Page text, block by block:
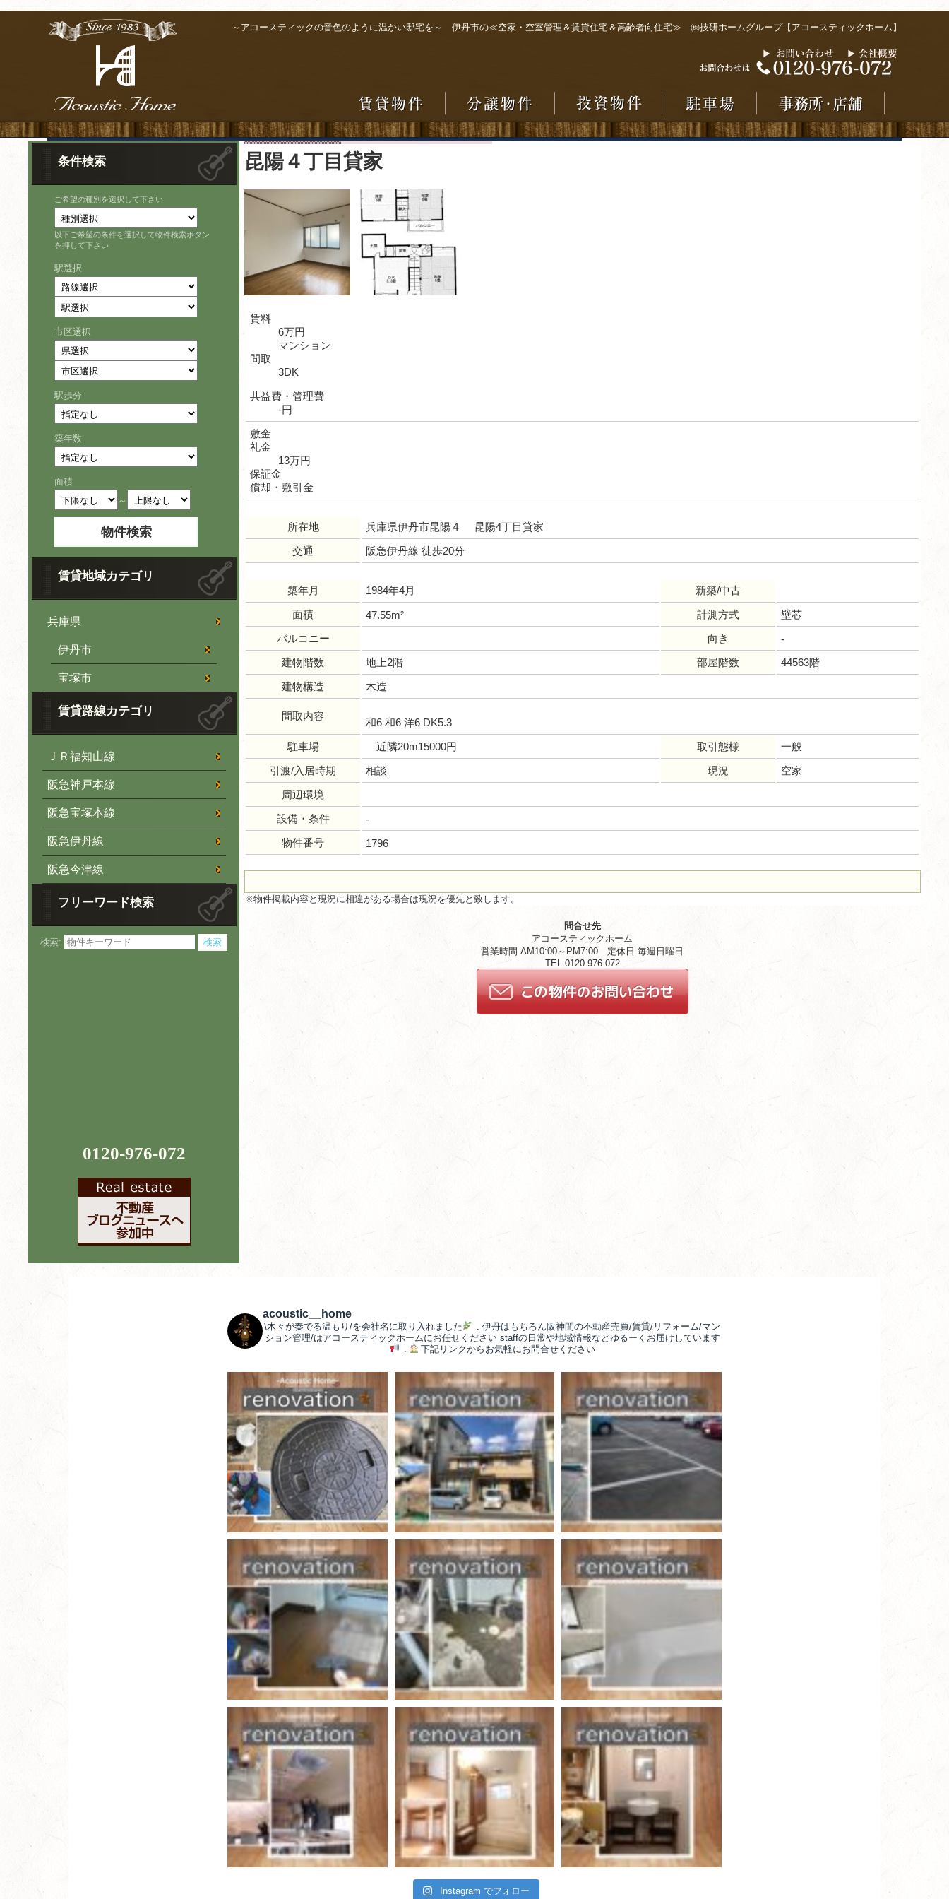
～アコースティックの音色のように温かい邸宅を～ 伊丹市の≪空家・空室管理＆賃貸住宅＆高齢者向住宅≫ ㈱技研ホームグループ【アコースティックホーム】
条件検索
ご希望の種別を選択して下さい
以下ご希望の条件を選択して物件検索ボタン
を押して下さい
駅選択
市区選択
駅歩分
築年数
面積
～
賃貸地域カテゴリ
兵庫県
伊丹市
宝塚市
賃貸路線カテゴリ
ＪＲ福知山線
阪急神戸本線
阪急宝塚本線
阪急伊丹線
阪急今津線
フリーワード検索
検索:
0120-976-072
昆陽４丁目貸家
賃料
6万円
マンション
間取
3DK
共益費・管理費
-円
敷金
礼金
13万円
保証金
償却・敷引金
所在地
兵庫県伊丹市昆陽４ 昆陽4丁目貸家
交通
阪急伊丹線 徒歩20分
築年月 1984年4月
新築/中古
面積
47.55m² 計測方式
壁芯
バルコニー
向き
-
建物階数
地上2階 部屋階数
44563階
建物構造
木造
間取内容
和6 和6 洋6 DK5.3
駐車場
近隣20m15000円 取引態様
一般
引渡/入居時期
相談 現況
空家
周辺環境
設備・条件
-
物件番号
1796
※物件掲載内容と現況に相違がある場合は現況を優先と致します。
問合せ先
アコースティックホーム
営業時間 AM10:00～PM7:00 定休日 毎週日曜日
TEL 0120-976-072
acoustic__home
\木々が奏でる温もり/を会社名に取り入れました . 伊丹はもちろん阪神間の不動産売買/賃貸/リフォーム/マン
ション管理/はアコースティックホームにお任せくださいstaffの日常や地域情報などゆるーくお届けしています
.
下記リンクからお気軽にお問合せください
Instagram でフォロー